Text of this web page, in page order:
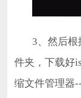
3、然后根
件夹，下载好
缩文件管理器